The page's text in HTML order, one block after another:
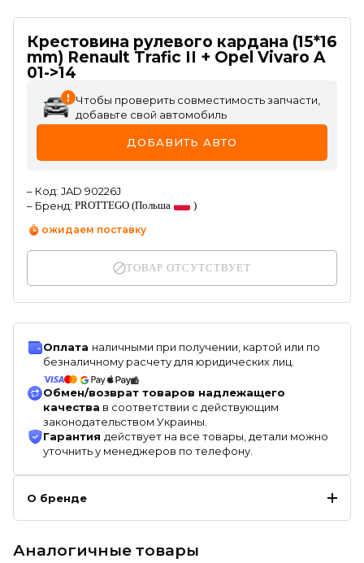
Крестовина рулевого кардана (15*16
mm) Renault Trafic II + Opel Vivaro A
01->14
Чтобы проверить совместимость запчасти,
добавьте свой автомобиль
ДОБАВИТЬ АВТО
– Код: JAD 90226J
– Бренд: PROTTEGO (Польша
)
ожидаем поставку
ТОВАР ОТСУТСТВУЕТ
Оплата наличными при получении, картой или по
безналичному расчету для юридических лиц.
Обмен/возврат товаров надлежащего
качества в соответствии с действующим
законодательством Украины.
Гарантия действует на все товары, детали можно
уточнить у менеджеров по телефону.
О бренде
Аналогичные товары